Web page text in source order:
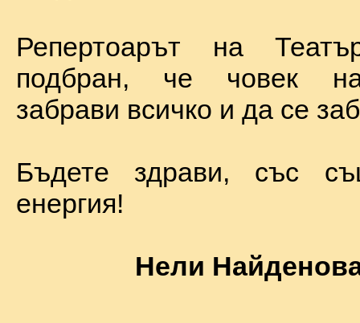
Репертоарът на
подбран, че човек
забрави всичко и да се
Бъдете здрави, със
енергия!
Нели